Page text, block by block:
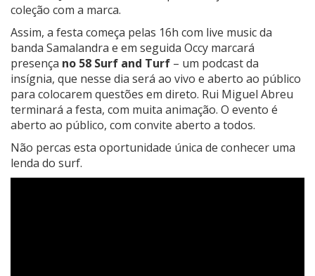
coleção com a marca.
Assim, a festa começa pelas 16h com live music da
banda Samalandra e em seguida Occy marcará
presença no 58 Surf and Turf – um podcast da
insígnia, que nesse dia será ao vivo e aberto ao público
para colocarem questões em direto. Rui Miguel Abreu
terminará a festa, com muita animação. O evento é
aberto ao público, com convite aberto a todos.
Não percas esta oportunidade única de conhecer uma
lenda do surf.